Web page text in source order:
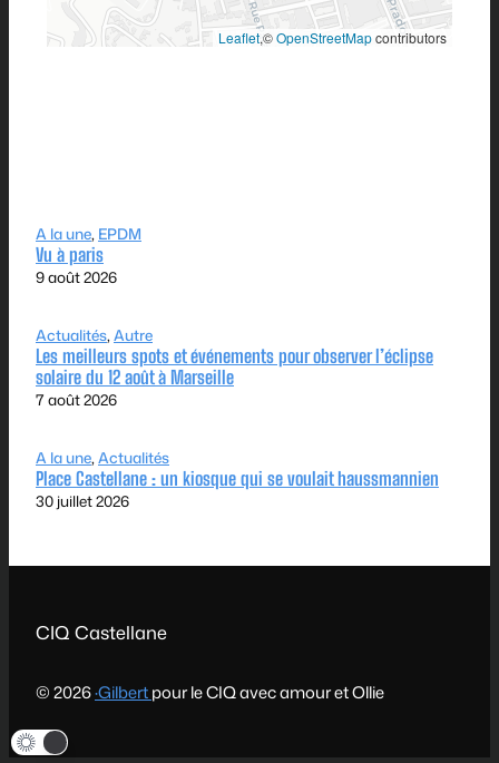
Leaflet,©OpenStreetMapcontributors
A la une, EPDM
Vu à paris
9 août 2026
Actualités, Autre
Les meilleurs spots et événements pour observer l’éclipse
solaire du 12 août à Marseille
7 août 2026
A la une, Actualités
Place Castellane : un kiosque qui se voulait haussmannien
30 juillet 2026
CIQ Castellane
© 2026·Gilbertpour le CIQ avec amour et Ollie